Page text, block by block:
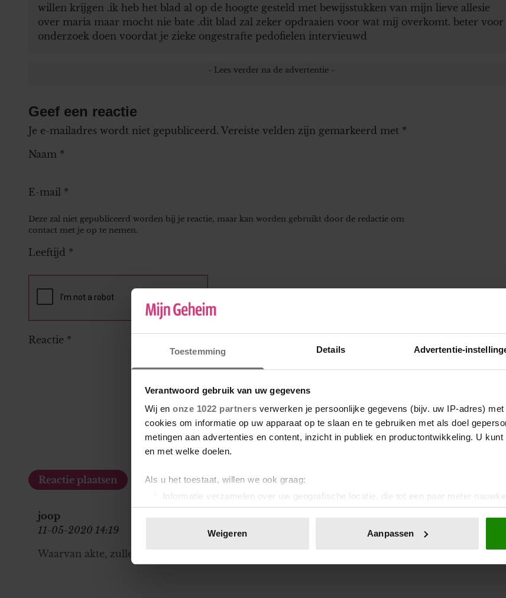
Toestemming Details Advertentie-
Verantwoord gebruik van uw gegevens
Wij en onze 1022 partners verwerken je persoonlijke gegevens (bijv. uw IP-adres)
cookies om informatie op uw apparaat op te slaan en te gebruiken met als doel
metingen aan advertenties en content, inzicht in publiek en productontwikkeling. U
en met welke doelen.
Als u het toestaat, willen we ook graag:
Informatie verzamelen over uw geografische locatie, die tot een paar meter
Uw apparaat identificeren door het actief te scannen op specifieke eigenschappen
toestemming op elk moment wijzigen of intrekken in de Cookieverklaring.
We gebruiken cookies om content en advertenties te personaliseren, om functies voor
websiteverkeer te analyseren. Ook delen we informatie over uw gebruik van onze site
Weigeren Aanpassen
willen krijgen .ik heb het blad al op de hoogte gesteld met bewijsstukken van mijn lieve allesie
over maria maar mocht nie bate .dit blad zal zeker opdraaien voor wat mij overkomt. beter voor
onderzoek doen voordat je zieke ongestrafte pedofielen intervieuwd
Geef een reactie
Je e-mailadres wordt niet gepubliceerd. Vereiste velden zijn gemarkeerd met *
Naam *
E-mail *
Deze zal niet gepubliceerd worden bij je reactie, maar kan worden gebruikt door de redactie om
contact met je op te nemen.
Leeftijd *
Reactie *
joop
11-05-2020 14:19
Waarvan akte, zullen we dan maar zeggen